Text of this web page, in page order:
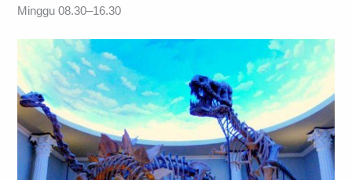
Minggu 08.30–16.30